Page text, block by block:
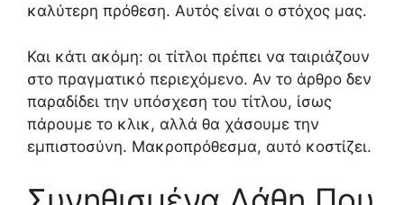
καλύτερη πρόθεση. Αυτός είναι ο στόχος μας.
Και κάτι ακόμη: οι τίτλοι πρέπει να ταιριάζουν
στο πραγματικό περιεχόμενο. Αν το άρθρο δεν
παραδίδει την υπόσχεση του τίτλου, ίσως
πάρουμε το κλικ, αλλά θα χάσουμε την
εμπιστοσύνη. Μακροπρόθεσμα, αυτό κοστίζει.